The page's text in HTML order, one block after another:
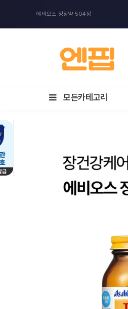
에비오스 정장약 504정
모든카테고리